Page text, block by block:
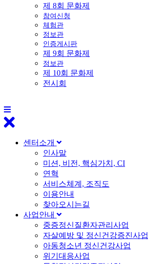
제 8회 문화제
참여신청
체험관
정보관
인증게시판
제 9회 문화제
정보관
제 10회 문화제
전시회
센터소개
인사말
미션, 비전, 핵심가치, CI
연혁
서비스체계, 조직도
이용안내
찾아오시는길
사업안내
중증정신질환자관리사업
자살예방 및 정신건강증진사업
아동청소년 정신건강사업
위기대응사업